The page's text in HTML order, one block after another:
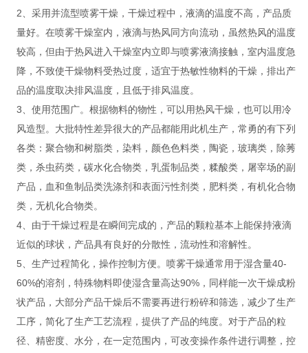
2、采用并流型喷雾干燥，干燥过程中，液滴的温度不高，产品质
量好。在喷雾干燥室内，液滴与热风同方向流动，虽然热风的温度
较高，但由于热风进入干燥室内立即与喷雾液滴接触，室内温度急
降，不致使干燥物料受热过度，适宜于热敏性物料的干燥，排出产
品的温度取决排风温度，且低于排风温度。
3、使用范围广。根据物料的物性，可以用热风干燥，也可以用冷
风造型。大批特性差异很大的产品都能用此机生产，常勇的有下列
各类：聚合物和树脂类，染料，颜色色料类，陶瓷，玻璃类，除莠
类，杀虫药类，碳水化合物类，乳蛋制品类，糅酸类，屠宰场的副
产品，血和鱼制品类洗涤剂和表面污性剂类，肥料类，有机化合物
类，无机化合物类。
4、由于干燥过程是在瞬间完成的，产品的颗粒基本上能保持液滴
近似的球状，产品具有良好的分散性，流动性和溶解性。
5、生产过程简化，操作控制方便。喷雾干燥通常用于湿含量40-
60%的溶剂，特殊物料即使湿含量高达90%，同样能一次干燥成粉
状产品，大部分产品干燥后不需要再进行粉碎和筛选，减少了生产
工序，简化了生产工艺流程，提供了产品的纯度。对于产品的粒
径、精密度、水分，在一定范围内，可改变操作条件进行调整，控